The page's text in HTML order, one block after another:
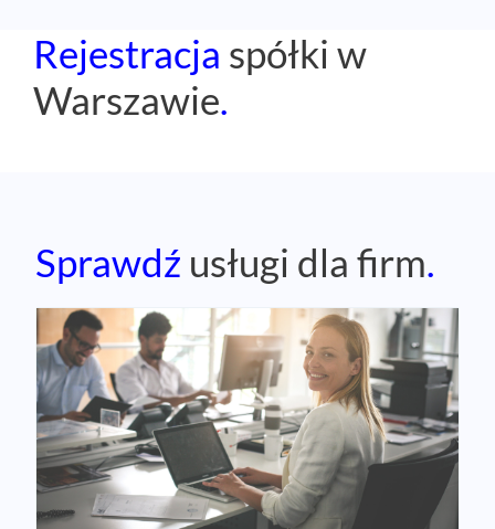
Rejestracja spółki w
Warszawie.
Sprawdź usługi dla firm.